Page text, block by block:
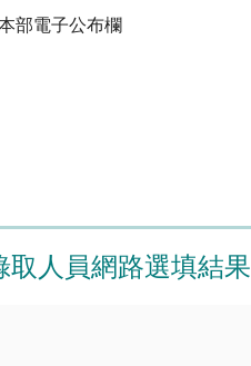
部電子公布欄
取人員網路選填結果